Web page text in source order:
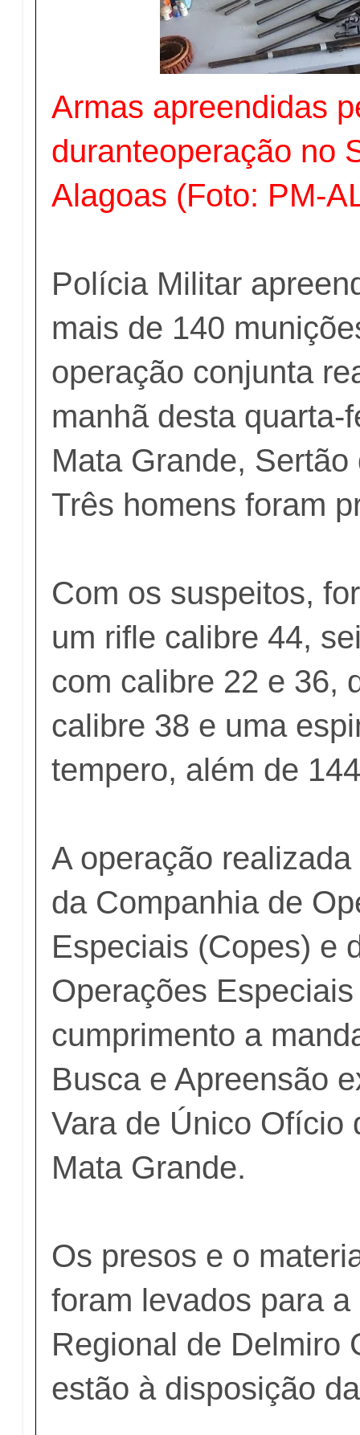
Armas apreendidas
duranteoperação no
Alagoas (Foto: PM-
Polícia Militar
mais de 140
operação conjunta
manhã desta quarta-
Mata Grande, Sertão
Três homens foram
Com os suspeitos,
um rifle calibre 44,
com calibre 22 e 36,
calibre 38 e uma
tempero, além de
A operação
da Companhia de
Especiais (Copes) e
Operações
cumprimento a
Busca e Apreensão
Vara de Único Ofício
Mata Grande.
Os presos e o
foram levados para
Regional de Delmiro
estão à disposição